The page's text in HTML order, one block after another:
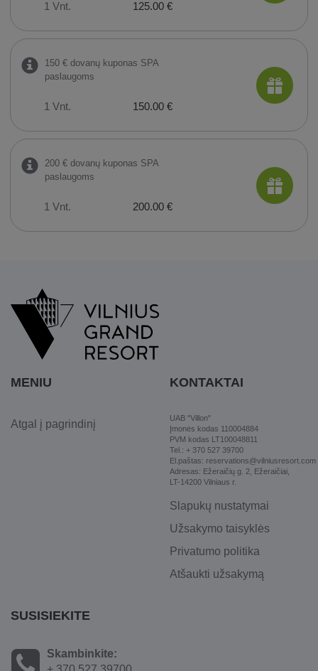
1 Vnt. 125.00 €
150 € dovanų kuponas SPA
paslaugoms
1 Vnt. 150.00 €
200 € dovanų kuponas SPA
paslaugoms
1 Vnt. 200.00 €
MENIU
Atgal į pagrindinį
KONTAKTAI
UAB "Villon"
Įmonės kodas 110004884
PVM kodas LT100048811
Tel.: + 370 527 39700
El.paštas: reservations@vilniusresort.com
Adresas: Ežeraičių g. 2, Ežeraičiai,
LT-14200 Vilniaus r.
Slapukų nustatymai
Užsakymo taisyklės
Privatumo politika
Atšaukti užsakymą
SUSISIEKITE
Skambinkite: